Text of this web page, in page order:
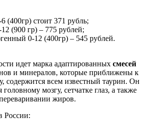
(400гр) стоит 371 рубль;
(900 гр) – 775 рублей;
0-12 (400гр) – 545 рублей.
идет марка адаптированных смесей
и минералов, которые приближены к
содержится всем известный таурин. Он
головному мозгу, сетчатке глаз, а также
жиров.
России: